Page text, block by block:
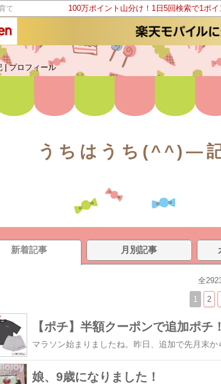
て 100万ポイント山分け！1日5回検索で1ポ
|プロフィール
うちはうち(^^)—記
新着記事 月別記事
全
1 2
【ポチ】半額クーポンで追加ポ
娘、9歳になりました！